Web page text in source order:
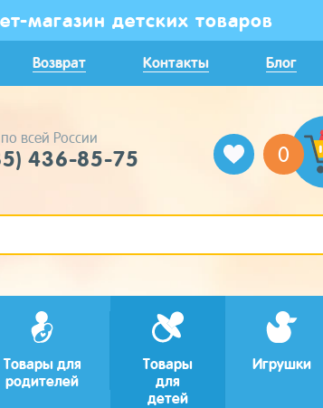
магазин детских товаров
Возврат Контакты Блог
всей России
436-85-75 0
Товары для
родителей
Товары
для
детей
Игрушки